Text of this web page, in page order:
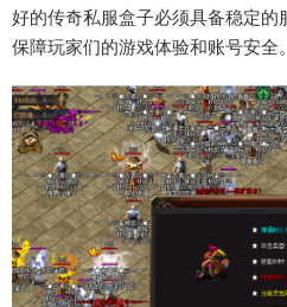
好的传奇私服盒子必须具备稳定
保障玩家们的游戏体验和账号安全。